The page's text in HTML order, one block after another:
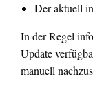
Der aktuell
In der Regel
Update
manuell